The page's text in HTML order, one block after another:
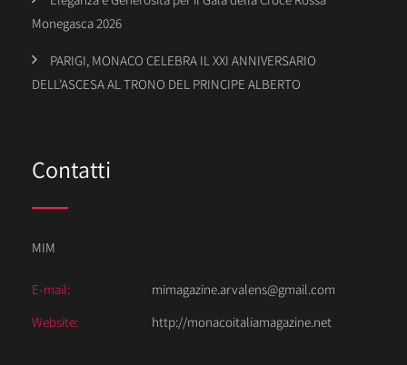
Monegasca 2026
PARIGI, MONACO CELEBRA IL XXI ANNIVERSARIO
DELL’ASCESA AL TRONO DEL PRINCIPE ALBERTO
Contatti
MIM
E-mail:
mimagazine.arvalens@gmail.com
Website:
http://monacoitaliamagazine.net